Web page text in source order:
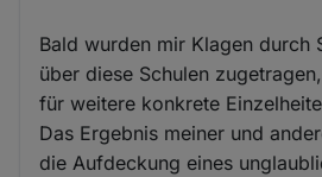
Bald wurden mir Klagen durch
über diese Schulen
für weitere konkrete
Das Ergebnis meiner und
die Aufdeckung eines